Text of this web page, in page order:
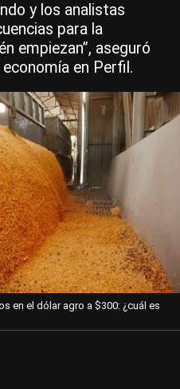
y los analistas
para la
empiezan”, aseguró
en Perfil.
en el dólar agro a $300: ¿cuál es